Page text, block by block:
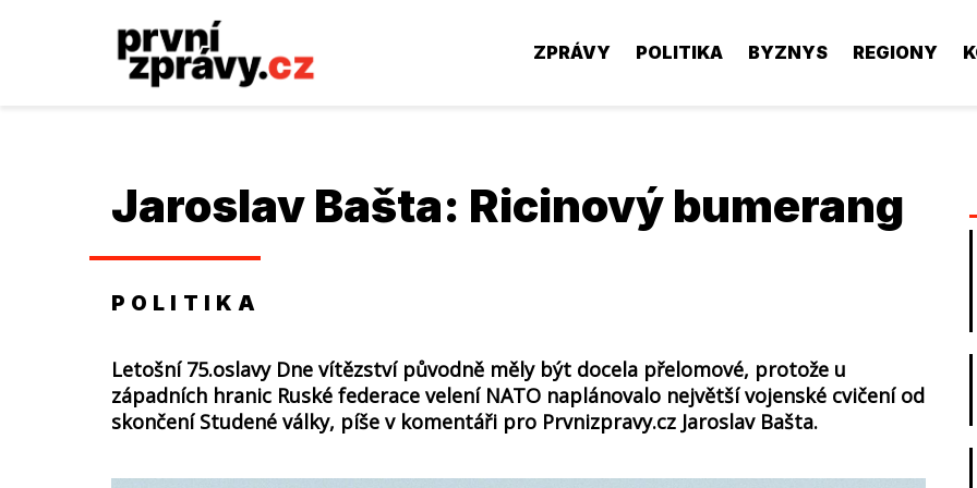
ZPRÁVY POLITIKA BYZNYS REGIONY
Jaroslav Bašta: Ricinový bumerang
POLITIKA
Letošní 75.oslavy Dne vítězství původně měly být docela přelomové, protože u
západních hranic Ruské federace velení NATO naplánovalo největší vojenské cvičení od
skončení Studené války, píše v komentáři pro Prvnizpravy.cz Jaroslav Bašta.